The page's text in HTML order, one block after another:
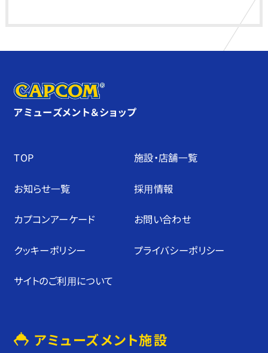
アミューズメント＆ショップ
TOP 施設・店舗⼀覧
お知らせ⼀覧 採⽤情報
カプコンアーケード お問い合わせ
クッキーポリシー プライバシーポリシー
サイトのご利⽤について
アミューズメント施設